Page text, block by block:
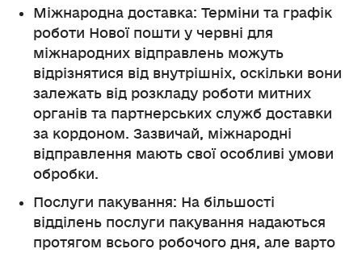
Міжнародна доставка: Терміни та графік
роботи Нової пошти у червні для
міжнародних відправлень можуть
відрізнятися від внутрішніх, оскільки вони
залежать від розкладу роботи митних
органів та партнерських служб доставки
за кордоном. Зазвичай, міжнародні
відправлення мають свої особливі умови
обробки.
Послуги пакування: На більшості
відділень послуги пакування надаються
протягом всього робочого дня, але варто